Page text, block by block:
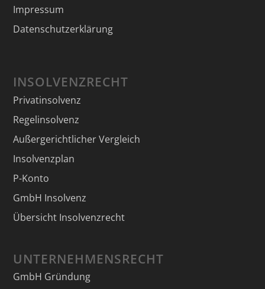
Impressum
Datenschutzerklärung
INSOLVENZRECHT
Privatinsolvenz
Regelinsolvenz
Außergerichtlicher Vergleich
Insolvenzplan
P-Konto
GmbH Insolvenz
Übersicht Insolvenzrecht
UNTERNEHMENSRECHT
GmbH Gründung